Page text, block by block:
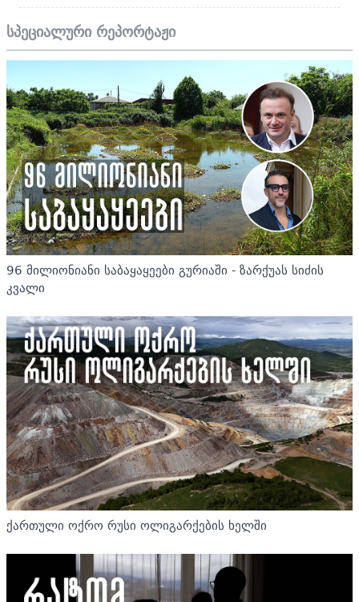
სპეციალური რეპორტაჟი
96 მილიონიანი საბაყაყეები გურიაში - ზარქუას სიძის
კვალი
ქართული ოქრო რუსი ოლიგარქების ხელში